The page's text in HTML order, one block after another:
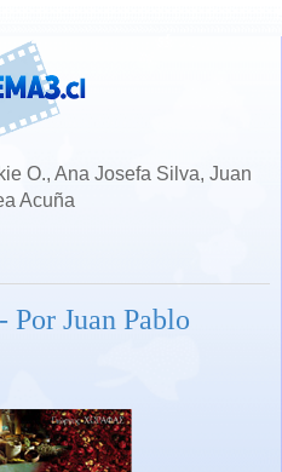
O., Ana Josefa Silva, Juan
Acuña
Por Juan Pablo